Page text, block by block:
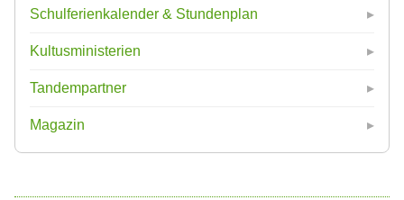
Schulferienkalender & Stundenplan
Kultusministerien
Tandempartner
Magazin